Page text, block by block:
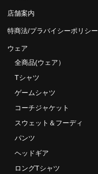
店舗案内
特商法/プラバイシーポリシー
ウェア
全商品(ウェア）
Tシャツ
ゲームシャツ
コーチジャケット
スウェット＆フーディ
パンツ
ヘッドギア
ロングTシャツ